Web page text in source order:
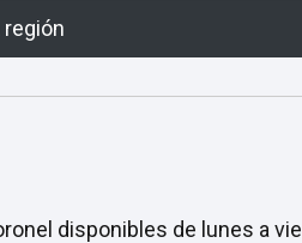
región
disponibles de lunes a